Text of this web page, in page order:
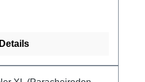
Details